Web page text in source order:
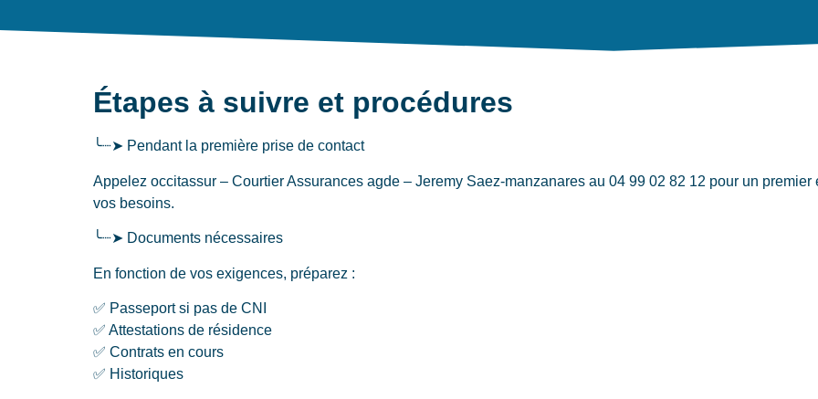
Étapes à suivre et procédures
╰┈➤ Pendant la première prise de contact
Appelez occitassur – Courtier Assurances agde – Jeremy Saez-manzanares au 04 99 02 82 12 pour un premier
vos besoins.
╰┈➤ Documents nécessaires
En fonction de vos exigences, préparez :
✅ Passeport si pas de CNI
✅ Attestations de résidence
✅ Contrats en cours
✅ Historiques